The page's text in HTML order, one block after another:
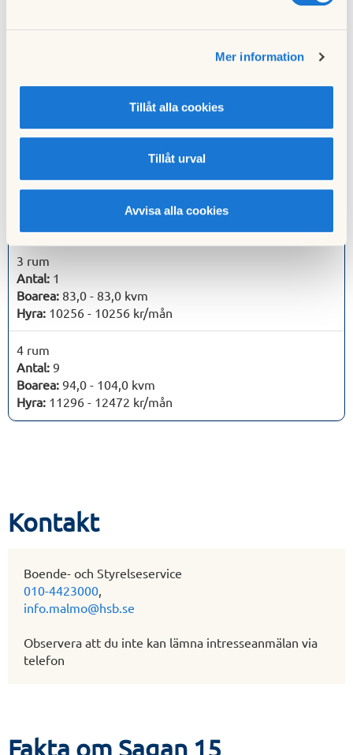
Mer information
Tillåt alla cookies
Tillåt urval
Avvisa alla cookies
25,0 - 25,0 kvm
Hyra:4744 - 4744 kr/mån
Antal:17
39,0 - 56,0 kvm
3 rum
Antal: 1
Boarea: 83,0 - 83,0 kvm
Hyra: 10256 - 10256 kr/mån
4 rum
Antal: 9
Boarea: 94,0 - 104,0 kvm
Hyra: 11296 - 12472 kr/mån
Kontakt
Boende- och Styrelseservice
010-4423000
info.malmo@hsb.se
Observera att du inte kan lämna intresseanmälan via
telefon
Fakta om Sagan 15